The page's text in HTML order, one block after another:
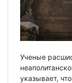
Ученые
указывает,